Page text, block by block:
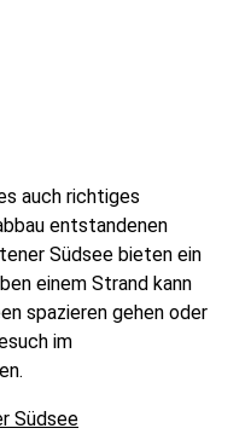
auch richtiges
entstandenen
Südsee bieten ein
einem Strand kann
spazieren gehen oder
im
Südsee